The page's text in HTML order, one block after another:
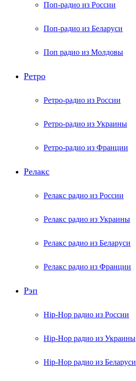
Поп-радио из России
Поп-радио из Беларуси
Поп радио из Молдовы
Ретро
Ретро-радио из России
Ретро-радио из Украины
Ретро-радио из Франции
Релакс
Релакс радио из России
Релакс радио из Украины
Релакс радио из Беларуси
Релакс радио из Франции
Рэп
Hip-Hop радио из России
Hip-Hop радио из Украины
Hip-Hop радио из Беларуси